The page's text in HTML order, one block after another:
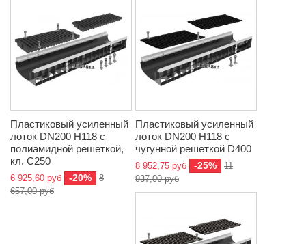
Пластиковый усиленный
лоток DN200 H118 с
полиамидной решеткой,
кл. C250
6 925,60 руб -20%
8
657,00 руб
Пластиковый усиленный
лоток DN200 H118 с
чугунной решеткой D400
8 952,75 руб -25%
11
937,00 руб